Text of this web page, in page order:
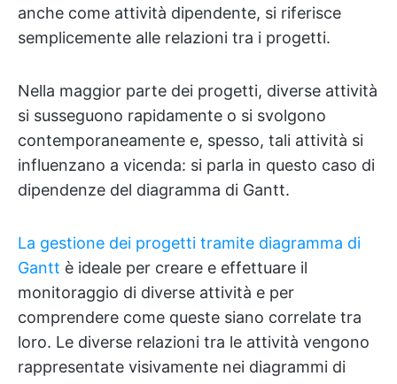
anche come attività dipendente, si riferisce
semplicemente alle relazioni tra i progetti.
Nella maggior parte dei progetti, diverse attività
si susseguono rapidamente o si svolgono
contemporaneamente e, spesso, tali attività si
influenzano a vicenda: si parla in questo caso di
dipendenze del diagramma di Gantt.
La gestione dei progetti tramite diagramma di
Gantt è ideale per creare e effettuare il
monitoraggio di diverse attività e per
comprendere come queste siano correlate tra
loro. Le diverse relazioni tra le attività vengono
rappresentate visivamente nei diagrammi di